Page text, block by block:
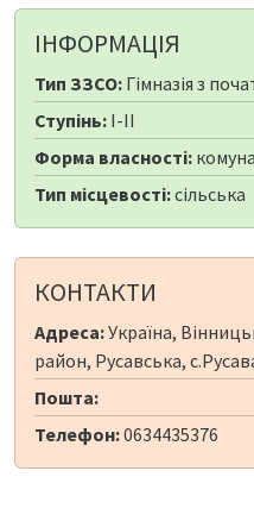
ІНФОРМАЦІЯ
Тип ЗЗСО: Гімназія з
Ступінь: I-II
Форма власності:
Тип місцевості:сільська
КОНТАКТИ
Адреса:Україна,
район, Русавська,
Пошта:
Телефон:0634435376